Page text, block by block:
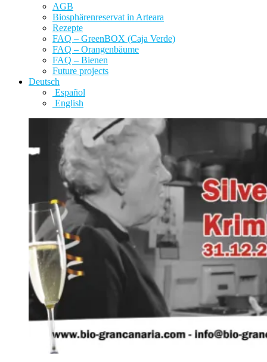
AGB
Biosphärenreservat in Arteara
Rezepte
FAQ – GreenBOX (Caja Verde)
FAQ – Orangenbäume
FAQ – Bienen
Future projects
Deutsch
Español
English